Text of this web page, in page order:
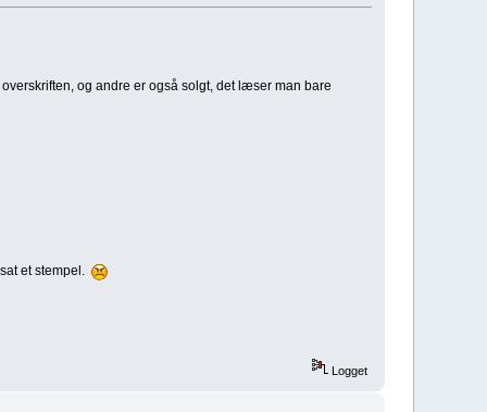
og andre er også solgt, det læser man bare
et stempel.
Logget